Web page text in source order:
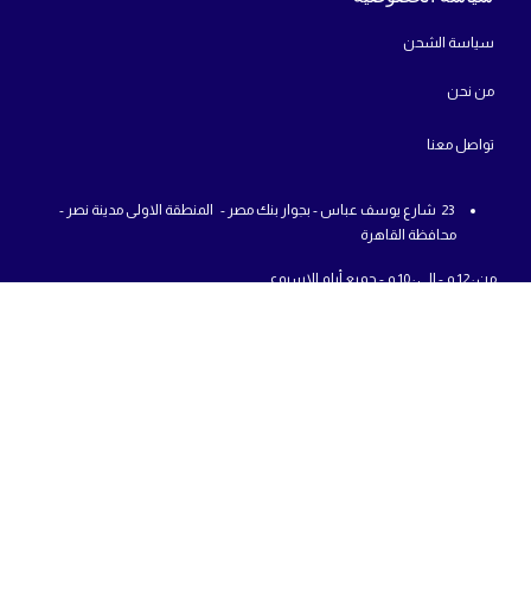
سياسة الشحن
من نحن
تواصل معنا
23 شارع يوسف عباس - بجوار بنك مصر - المنطقة الاولى مدينة نصر -
محافظة القاهرة
من : 12 م - الي : 10 م - جميع أيام الاسبوع